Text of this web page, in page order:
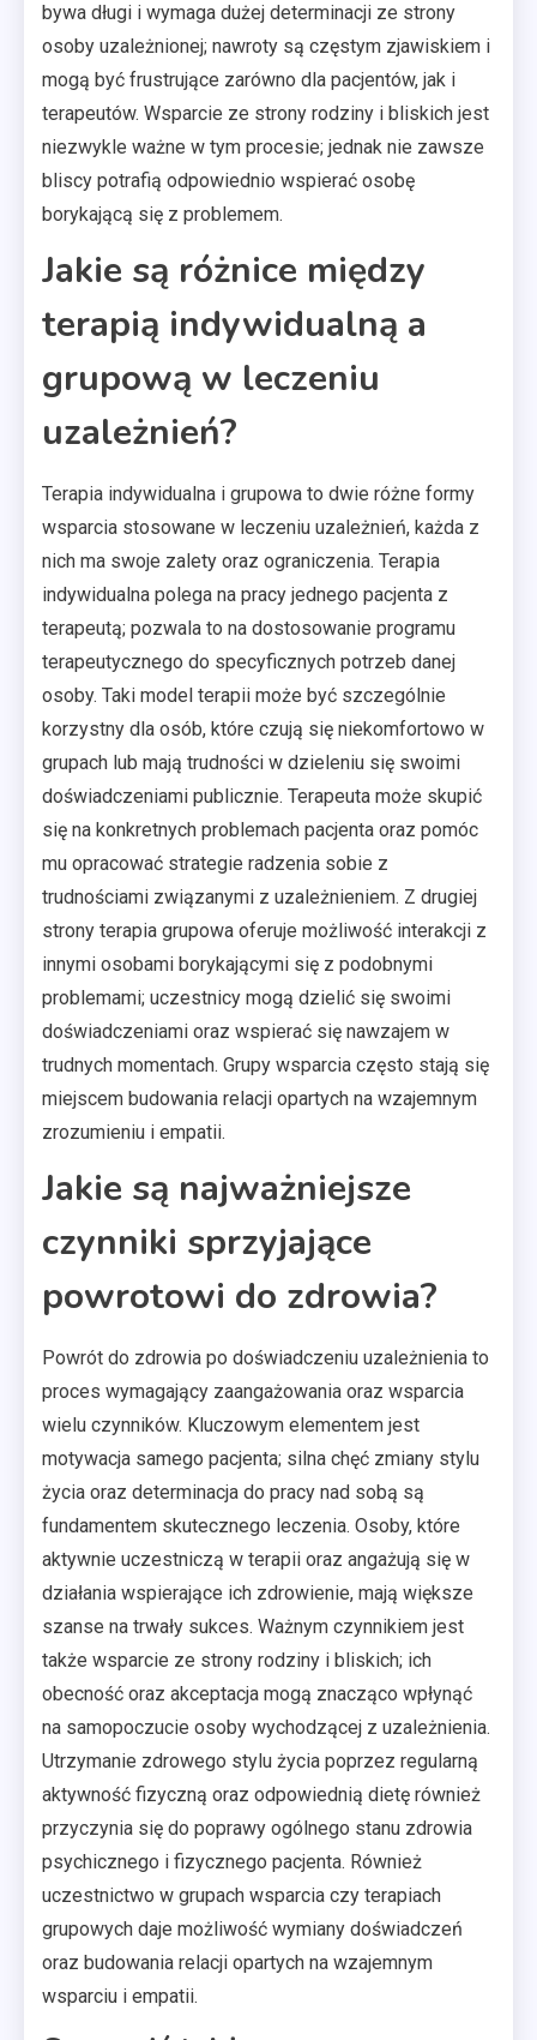
bywa długi i wymaga dużej determinacji ze strony
osoby uzależnionej; nawroty są częstym zjawiskiem i
mogą być frustrujące zarówno dla pacjentów, jak i
terapeutów. Wsparcie ze strony rodziny i bliskich jest
niezwykle ważne w tym procesie; jednak nie zawsze
bliscy potrafią odpowiednio wspierać osobę
borykającą się z problemem.
Jakie są różnice między
terapią indywidualną a
grupową w leczeniu
uzależnień?
Terapia indywidualna i grupowa to dwie różne formy
wsparcia stosowane w leczeniu uzależnień, każda z
nich ma swoje zalety oraz ograniczenia. Terapia
indywidualna polega na pracy jednego pacjenta z
terapeutą; pozwala to na dostosowanie programu
terapeutycznego do specyficznych potrzeb danej
osoby. Taki model terapii może być szczególnie
korzystny dla osób, które czują się niekomfortowo w
grupach lub mają trudności w dzieleniu się swoimi
doświadczeniami publicznie. Terapeuta może skupić
się na konkretnych problemach pacjenta oraz pomóc
mu opracować strategie radzenia sobie z
trudnościami związanymi z uzależnieniem. Z drugiej
strony terapia grupowa oferuje możliwość interakcji z
innymi osobami borykającymi się z podobnymi
problemami; uczestnicy mogą dzielić się swoimi
doświadczeniami oraz wspierać się nawzajem w
trudnych momentach. Grupy wsparcia często stają się
miejscem budowania relacji opartych na wzajemnym
zrozumieniu i empatii.
Jakie są najważniejsze
czynniki sprzyjające
powrotowi do zdrowia?
Powrót do zdrowia po doświadczeniu uzależnienia to
proces wymagający zaangażowania oraz wsparcia
wielu czynników. Kluczowym elementem jest
motywacja samego pacjenta; silna chęć zmiany stylu
życia oraz determinacja do pracy nad sobą są
fundamentem skutecznego leczenia. Osoby, które
aktywnie uczestniczą w terapii oraz angażują się w
działania wspierające ich zdrowienie, mają większe
szanse na trwały sukces. Ważnym czynnikiem jest
także wsparcie ze strony rodziny i bliskich; ich
obecność oraz akceptacja mogą znacząco wpłynąć
na samopoczucie osoby wychodzącej z uzależnienia.
Utrzymanie zdrowego stylu życia poprzez regularną
aktywność fizyczną oraz odpowiednią dietę również
przyczynia się do poprawy ogólnego stanu zdrowia
psychicznego i fizycznego pacjenta. Również
uczestnictwo w grupach wsparcia czy terapiach
grupowych daje możliwość wymiany doświadczeń
oraz budowania relacji opartych na wzajemnym
wsparciu i empatii.